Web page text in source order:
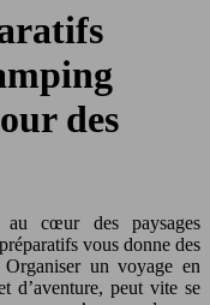
des
au cœur des paysages
vous donne des
un voyage en
d’aventure, peut vite se